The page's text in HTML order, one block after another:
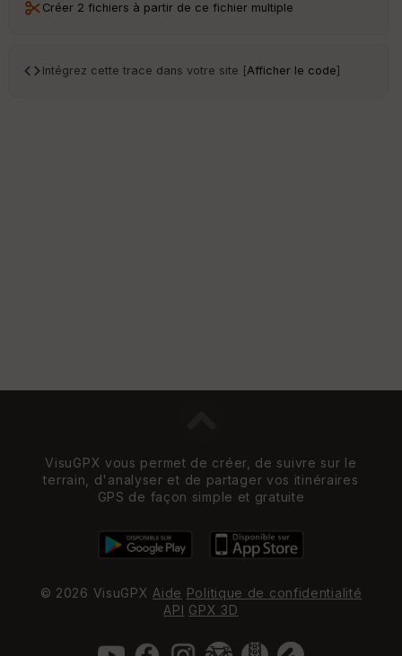
Créer 2 fichiers à partir de ce fichier multiple
Intégrez cette trace dans votre site [Afficher le code]
VisuGPX vous permet de créer, de suivre sur le
terrain, d'analyser et de partager vos itinéraires
GPS de façon simple et gratuite
© 2026 VisuGPX Aide Politique de confidentialité
API GPX 3D